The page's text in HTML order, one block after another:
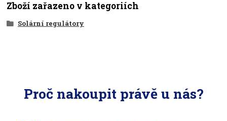
Zboží zařazeno v kategoriích
Solární regulátory
Proč nakoupit právě u nás?